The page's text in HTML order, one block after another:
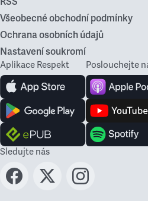
Všeobecné obchodní podmínky
Ochrana osobních údajů
Nastavení soukromí
Aplikace Respekt Poslouchejte
Sledujte nás